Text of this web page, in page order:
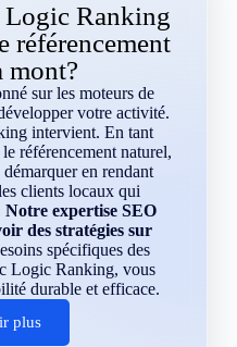
Ranking
référencement
mont?
sur les moteurs de
votre activité.
intervient. En tant
référencement naturel,
en rendant
clients locaux qui
Notre expertise SEO
des stratégies sur
spécifiques des
Logic Ranking, vous
durable et efficace.
plus